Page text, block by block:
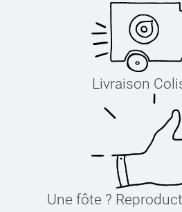
Livraison
Une fôte ?